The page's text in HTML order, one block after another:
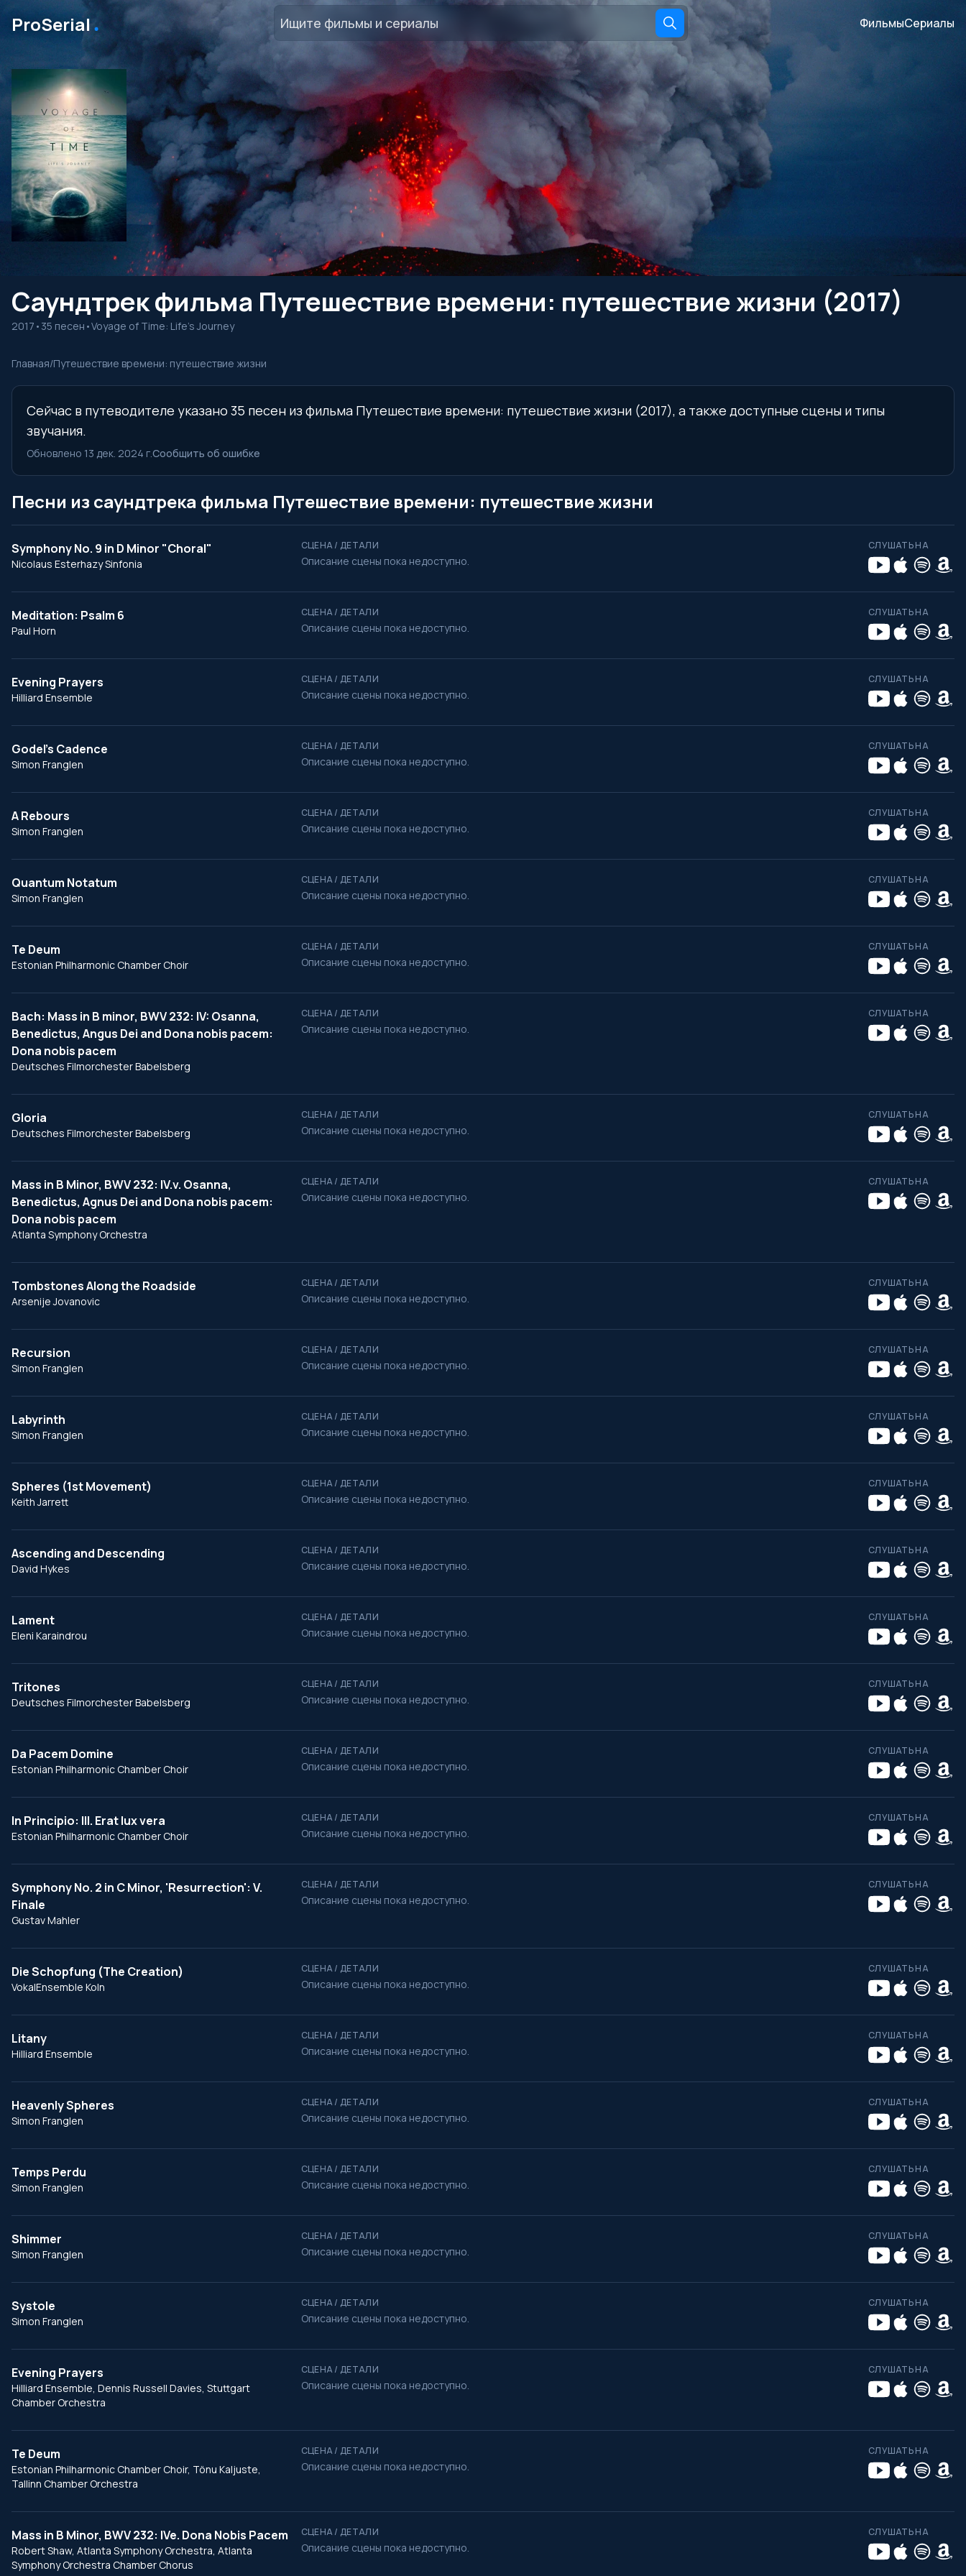
ProSerial․ ФильмыСериалы
Саундтрек фильма Путешествие времени: путешествие жизни (2017)
2017 • 35 песен •Voyage of Time: Life's Journey
Главная/Путешествие времени: путешествие жизни
Сейчас в путеводителе указано 35 песен из фильма Путешествие времени: путешествие жизни (2017), а также доступные сцены и типы
звучания.
Обновлено 13 дек. 2024 г.Сообщить об ошибке
Песни из саундтрека фильма Путешествие времени: путешествие жизни
Symphony No. 9 in D Minor "Choral"
Nicolaus Esterhazy Sinfonia
СЦЕНА / ДЕТАЛИ
Описание сцены пока недоступно.
СЛУШАТЬ НА
Meditation: Psalm 6
Paul Horn
СЦЕНА / ДЕТАЛИ
Описание сцены пока недоступно.
СЛУШАТЬ НА
Evening Prayers
Hilliard Ensemble
СЦЕНА / ДЕТАЛИ
Описание сцены пока недоступно.
СЛУШАТЬ НА
Godel's Cadence
Simon Franglen
СЦЕНА / ДЕТАЛИ
Описание сцены пока недоступно.
СЛУШАТЬ НА
A Rebours
Simon Franglen
СЦЕНА / ДЕТАЛИ
Описание сцены пока недоступно.
СЛУШАТЬ НА
Quantum Notatum
Simon Franglen
СЦЕНА / ДЕТАЛИ
Описание сцены пока недоступно.
СЛУШАТЬ НА
Te Deum
Estonian Philharmonic Chamber Choir
СЦЕНА / ДЕТАЛИ
Описание сцены пока недоступно.
СЛУШАТЬ НА
Bach: Mass in B minor, BWV 232: IV: Osanna,
Benedictus, Angus Dei and Dona nobis pacem:
Dona nobis pacem
Deutsches Filmorchester Babelsberg
СЦЕНА / ДЕТАЛИ
Описание сцены пока недоступно.
СЛУШАТЬ НА
Gloria
Deutsches Filmorchester Babelsberg
СЦЕНА / ДЕТАЛИ
Описание сцены пока недоступно.
СЛУШАТЬ НА
Mass in B Minor, BWV 232: IV.v. Osanna,
Benedictus, Agnus Dei and Dona nobis pacem:
Dona nobis pacem
Atlanta Symphony Orchestra
СЦЕНА / ДЕТАЛИ
Описание сцены пока недоступно.
СЛУШАТЬ НА
Tombstones Along the Roadside
Arsenije Jovanovic
СЦЕНА / ДЕТАЛИ
Описание сцены пока недоступно.
СЛУШАТЬ НА
Recursion
Simon Franglen
СЦЕНА / ДЕТАЛИ
Описание сцены пока недоступно.
СЛУШАТЬ НА
Labyrinth
Simon Franglen
СЦЕНА / ДЕТАЛИ
Описание сцены пока недоступно.
СЛУШАТЬ НА
Spheres (1st Movement)
Keith Jarrett
СЦЕНА / ДЕТАЛИ
Описание сцены пока недоступно.
СЛУШАТЬ НА
Ascending and Descending
David Hykes
СЦЕНА / ДЕТАЛИ
Описание сцены пока недоступно.
СЛУШАТЬ НА
Lament
Eleni Karaindrou
СЦЕНА / ДЕТАЛИ
Описание сцены пока недоступно.
СЛУШАТЬ НА
Tritones
Deutsches Filmorchester Babelsberg
СЦЕНА / ДЕТАЛИ
Описание сцены пока недоступно.
СЛУШАТЬ НА
Da Pacem Domine
Estonian Philharmonic Chamber Choir
СЦЕНА / ДЕТАЛИ
Описание сцены пока недоступно.
СЛУШАТЬ НА
In Principio: III. Erat lux vera
Estonian Philharmonic Chamber Choir
СЦЕНА / ДЕТАЛИ
Описание сцены пока недоступно.
СЛУШАТЬ НА
Symphony No. 2 in C Minor, 'Resurrection': V.
Finale
Gustav Mahler
СЦЕНА / ДЕТАЛИ
Описание сцены пока недоступно.
СЛУШАТЬ НА
Die Schopfung (The Creation)
VokalEnsemble Koln
СЦЕНА / ДЕТАЛИ
Описание сцены пока недоступно.
СЛУШАТЬ НА
Litany
Hilliard Ensemble
СЦЕНА / ДЕТАЛИ
Описание сцены пока недоступно.
СЛУШАТЬ НА
Heavenly Spheres
Simon Franglen
СЦЕНА / ДЕТАЛИ
Описание сцены пока недоступно.
СЛУШАТЬ НА
Temps Perdu
Simon Franglen
СЦЕНА / ДЕТАЛИ
Описание сцены пока недоступно.
СЛУШАТЬ НА
Shimmer
Simon Franglen
СЦЕНА / ДЕТАЛИ
Описание сцены пока недоступно.
СЛУШАТЬ НА
Systole
Simon Franglen
СЦЕНА / ДЕТАЛИ
Описание сцены пока недоступно.
СЛУШАТЬ НА
Evening Prayers
Hilliard Ensemble, Dennis Russell Davies, Stuttgart
Chamber Orchestra
СЦЕНА / ДЕТАЛИ
Описание сцены пока недоступно.
СЛУШАТЬ НА
Te Deum
Estonian Philharmonic Chamber Choir, Tönu Kaljuste,
Tallinn Chamber Orchestra
СЦЕНА / ДЕТАЛИ
Описание сцены пока недоступно.
СЛУШАТЬ НА
Mass in B Minor, BWV 232: IVe. Dona Nobis Pacem
Robert Shaw, Atlanta Symphony Orchestra, Atlanta
Symphony Orchestra Chamber Chorus
СЦЕНА / ДЕТАЛИ
Описание сцены пока недоступно.
СЛУШАТЬ НА